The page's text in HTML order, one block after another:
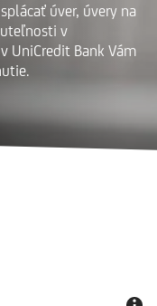
úver, úvery na
v
UniCredit Bank Vám